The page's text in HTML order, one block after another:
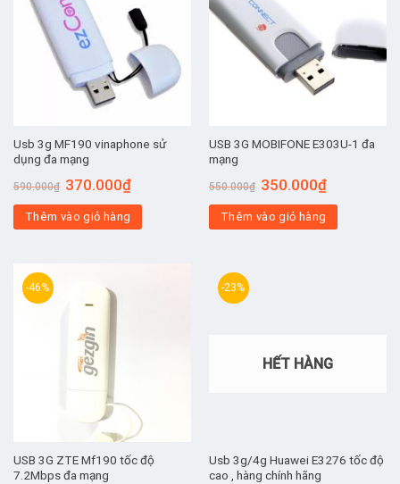
Usb 3g MF190 vinaphone sử
dụng đa mạng
590.000₫ Giá
gốc
là:
590.000₫.
370.000₫Giá
tại
370.000₫.
Thêm vào giỏ hàng
USB 3G MOBIFONE E303U-1 đa
mạng
550.000₫ Giá
gốc
là:
550.000₫.
350.000₫Giá
tại
350.000₫.
Thêm vào giỏ hàng
-46%
USB 3G ZTE Mf190 tốc độ
7.2Mbps đa mạng
-23%
HẾT HÀNG
Usb 3g/4g Huawei E3276 tốc độ
cao , hàng chính hãng